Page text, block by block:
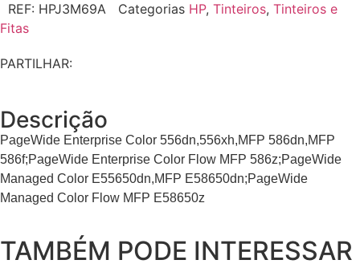
REF: HPJ3M69A Categorias HP, Tinteiros, Tinteiros e
Fitas
PARTILHAR:
Descrição
PageWide Enterprise Color 556dn,556xh,MFP 586dn,MFP
586f;PageWide Enterprise Color Flow MFP 586z;PageWide
Managed Color E55650dn,MFP E58650dn;PageWide
Managed Color Flow MFP E58650z
TAMBÉM PODE INTERESSAR